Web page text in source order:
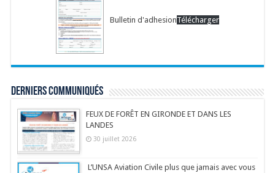
Bulletin d'adhesionTélécharger
Derniers communiqués
FEUX DE FORÊT EN GIRONDE ET DANS LES
LANDES
30 juillet 2026
L’UNSA Aviation Civile plus que jamais avec vous